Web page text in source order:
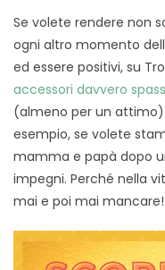
Se volete rendere non
ogni altro momento
ed essere positivi, su
accessori davvero
(almeno per un attimo)
esempio, se volete
mamma e papà dopo
impegni. Perché nella
mai e poi mai